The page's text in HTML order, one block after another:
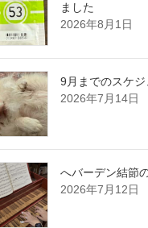
ました
2026年8月1日
9月までのスケ
2026年7月14日
へバーデン結節
2026年7月12日